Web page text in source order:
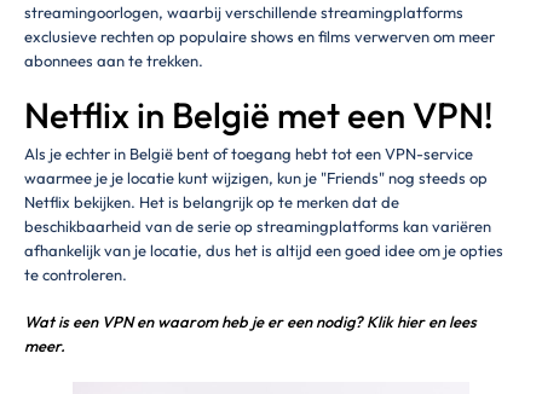
streamingoorlogen, waarbij verschillende streamingplatforms
exclusieve rechten op populaire shows en films verwerven om meer
abonnees aan te trekken.
Netflix in België met een VPN!
Als je echter in België bent of toegang hebt tot een VPN-service
waarmee je je locatie kunt wijzigen, kun je "Friends" nog steeds op
Netflix bekijken. Het is belangrijk op te merken dat de
beschikbaarheid van de serie op streamingplatforms kan variëren
afhankelijk van je locatie, dus het is altijd een goed idee om je opties
te controleren.
Wat is een VPN en waarom heb je er een nodig? Klik hier en lees
meer.